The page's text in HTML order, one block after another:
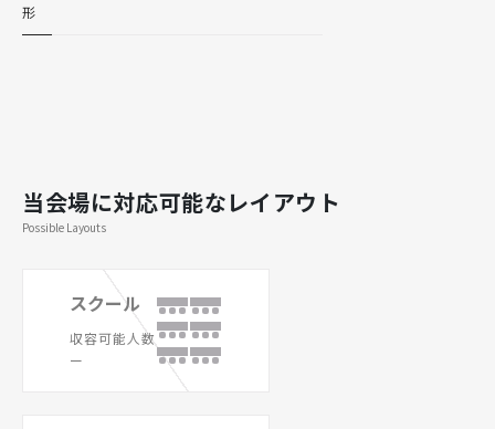
形
当会場に対応可能なレイアウト
Possible Layouts
スクール
収容可能人数
ー